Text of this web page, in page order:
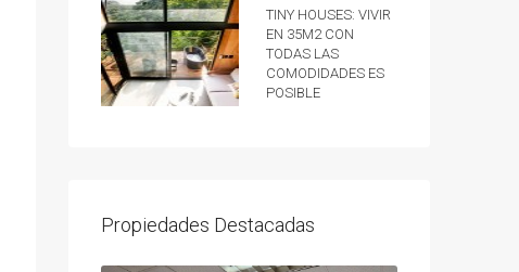
Tiny Houses: vivir
en 35m2 con
todas las
comodidades es
posible
Propiedades Destacadas